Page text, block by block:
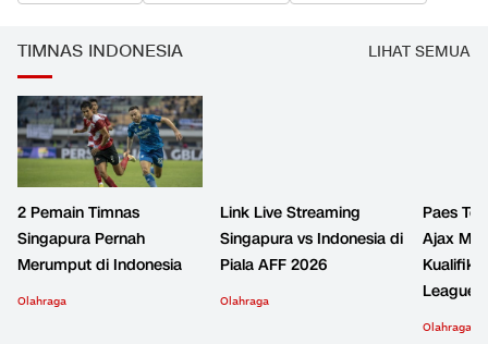
TIMNAS INDONESIA LIHAT SEMUA
2 Pemain Timnas
Singapura Pernah
Merumput di Indonesia
Olahraga
Link Live Streaming
Singapura vs Indonesia di
Piala AFF 2026
Olahraga
Paes
Ajax
League
Olahraga